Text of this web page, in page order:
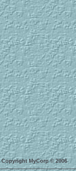
Copyright MyCorp © 2006